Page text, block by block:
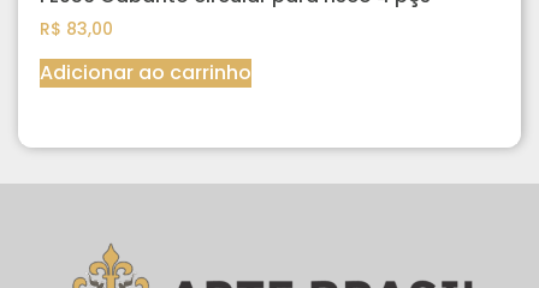
R$ 83,00
Adicionar ao carrinho